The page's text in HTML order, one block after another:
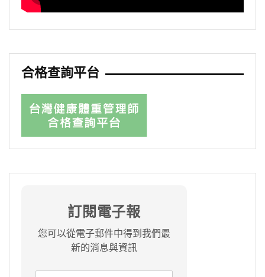
合格查詢平台
訂閱電子報
您可以從電子郵件中得到我們最
新的消息與資訊